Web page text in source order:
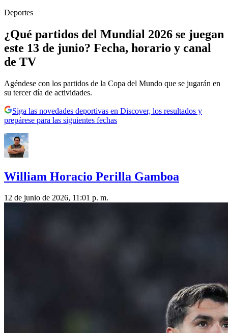
Deportes
¿Qué partidos del Mundial 2026 se juegan
este 13 de junio? Fecha, horario y canal
de TV
Agéndese con los partidos de la Copa del Mundo que se jugarán en
su tercer día de actividades.
Siga las novedades deportivas en Discover, los resultados y
prepárese para las siguientes fechas
William Horacio Perilla Gamboa
12 de junio de 2026, 11:01 p. m.